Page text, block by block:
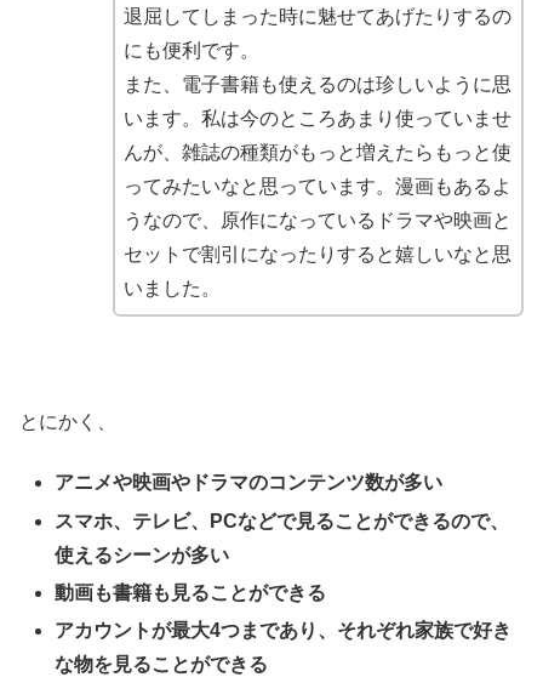
退屈してしまった時に魅せてあげたりするの
にも便利です。
また、電子書籍も使えるのは珍しいように思
います。私は今のところあまり使っていませ
んが、雑誌の種類がもっと増えたらもっと使
ってみたいなと思っています。漫画もあるよ
うなので、原作になっているドラマや映画と
セットで割引になったりすると嬉しいなと思
いました。
とにかく、
アニメや映画やドラマのコンテンツ数が多い
スマホ、テレビ、PCなどで見ることができるので、
使えるシーンが多い
動画も書籍も見ることができる
アカウントが最大4つまであり、それぞれ家族で好き
な物を見ることができる